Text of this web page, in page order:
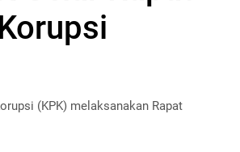
(KPK) melaksanakan Rapat